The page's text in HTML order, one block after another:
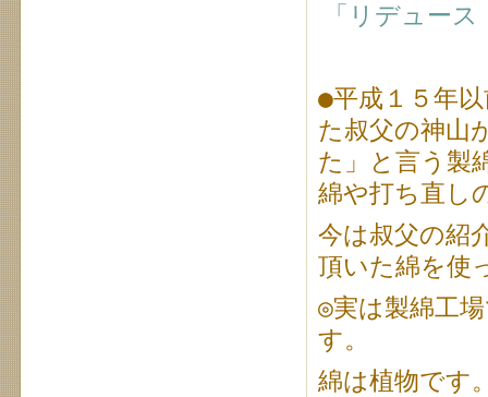
「リデュー
●平成１５年
た叔父の神山
た」と言う製
綿や打ち直し
今は叔父の紹
頂いた綿を使
◎実は製綿工
す。
綿は植物です